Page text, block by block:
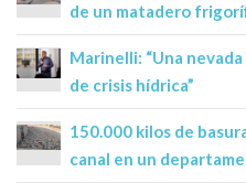
de un matadero
Marinelli: “Una
de crisis hídrica”
150.000 kilos de
canal en un